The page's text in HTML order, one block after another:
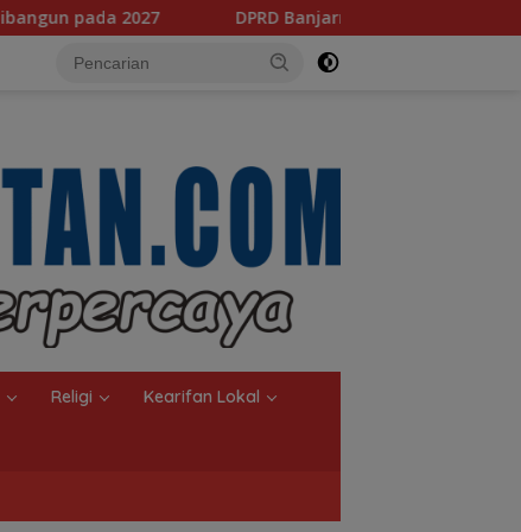
DPRD Banjarmasin Dorong Empat Regulasi Baru, Pemkot
Religi Kearifan Lokal